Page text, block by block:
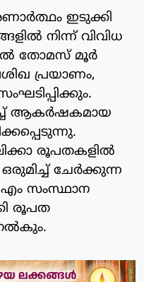
ഇടുക്കി
നിന്ന് വിവിധ
തോമസ് മൂർ
പ്രയാണം,
ആകർഷകമായ
രൂപതകളിൽ
ചേർക്കുന്ന
സംസ്ഥാന
രൂപത